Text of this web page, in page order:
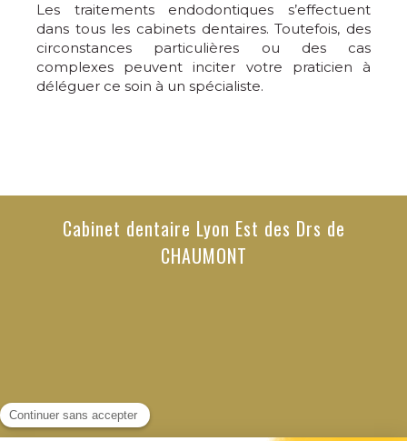
Les traitements endodontiques s’effectuent
dans tous les cabinets dentaires. Toutefois, des
circonstances particulières ou des cas
complexes peuvent inciter votre praticien à
déléguer ce soin à un spécialiste.
Cabinet dentaire Lyon Est des Drs de
CHAUMONT